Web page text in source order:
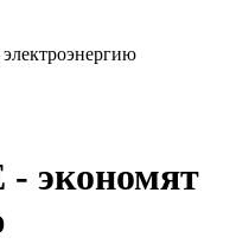
экономят